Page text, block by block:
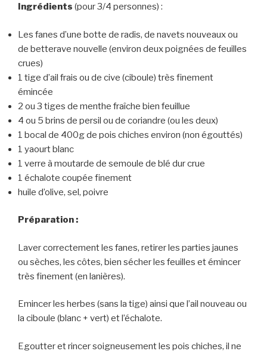
Ingrédients (pour 3/4 personnes) :
Les fanes d’une botte de radis, de navets nouveaux ou
de betterave nouvelle (environ deux poignées de feuilles
crues)
1 tige d’ail frais ou de cive (ciboule) très finement
émincée
2 ou 3 tiges de menthe fraîche bien feuillue
4 ou 5 brins de persil ou de coriandre (ou les deux)
1 bocal de 400g de pois chiches environ (non égouttés)
1 yaourt blanc
1 verre à moutarde de semoule de blé dur crue
1 échalote coupée finement
huile d’olive, sel, poivre
Préparation :
Laver correctement les fanes, retirer les parties jaunes
ou sèches, les côtes, bien sécher les feuilles et émincer
très finement (en lanières).
Emincer les herbes (sans la tige) ainsi que l’ail nouveau ou
la ciboule (blanc + vert) et l’échalote.
Egoutter et rincer soigneusement les pois chiches, il ne